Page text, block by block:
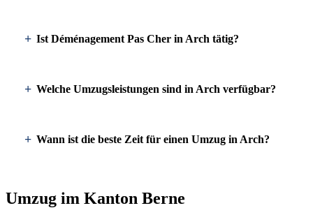
Ist Déménagement Pas Cher in Arch tätig?
Welche Umzugsleistungen sind in Arch verfügbar?
Wann ist die beste Zeit für einen Umzug in Arch?
Umzug im Kanton Berne